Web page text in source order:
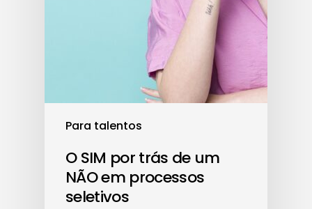
Para talentos
O SIM por trás de um
NÃO em processos
seletivos